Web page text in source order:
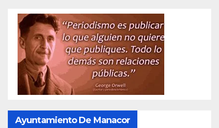
Ayuntamiento De Manacor